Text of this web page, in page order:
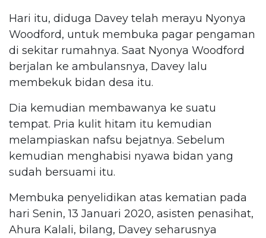
Hari itu, diduga Davey telah merayu Nyonya
Woodford, untuk membuka pagar pengaman
di sekitar rumahnya. Saat Nyonya Woodford
berjalan ke ambulansnya, Davey lalu
membekuk bidan desa itu.
Dia kemudian membawanya ke suatu
tempat. Pria kulit hitam itu kemudian
melampiaskan nafsu bejatnya. Sebelum
kemudian menghabisi nyawa bidan yang
sudah bersuami itu.
Membuka penyelidikan atas kematian pada
hari Senin, 13 Januari 2020, asisten penasihat,
Ahura Kalali, bilang, Davey seharusnya